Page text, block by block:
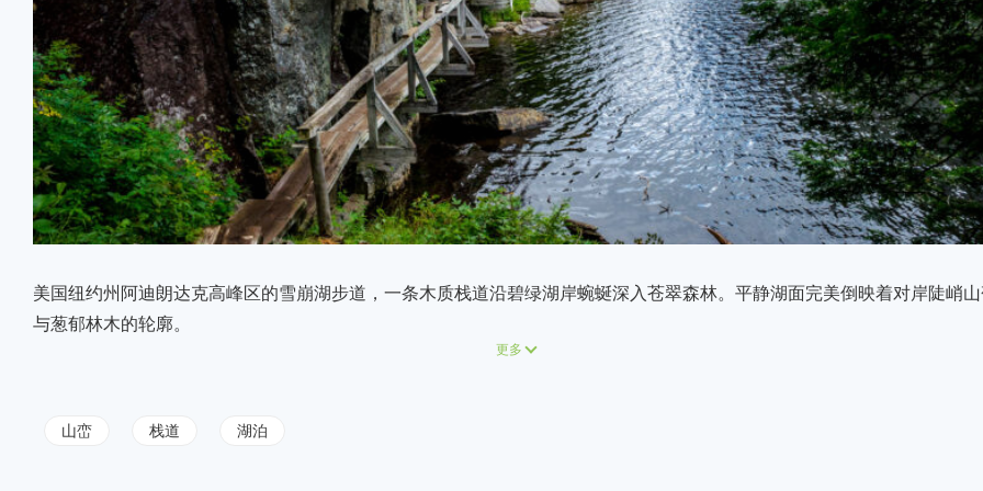
美国纽约州阿迪朗达克高峰区的雪崩湖步道，一条木质栈道沿碧绿湖岸蜿蜒深入苍翠森林。平静湖面完美倒映着对岸陡峭
与葱郁林木的轮廓。
更多
山峦 栈道 湖泊